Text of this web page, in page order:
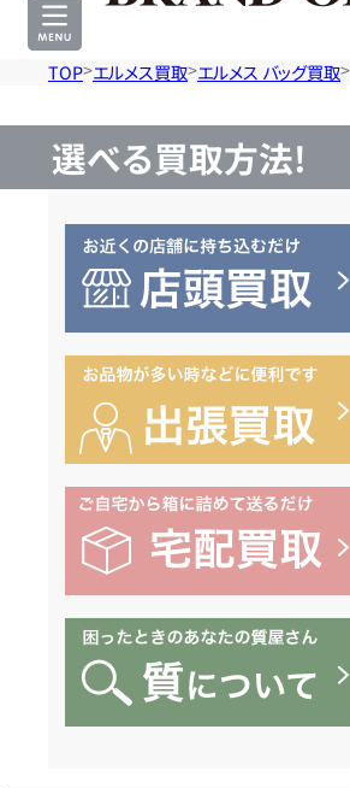
TOP エルメス買取 エルメス バッグ買取
選べる買取方法!